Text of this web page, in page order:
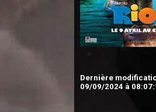
Dernière
09/09/2024 à